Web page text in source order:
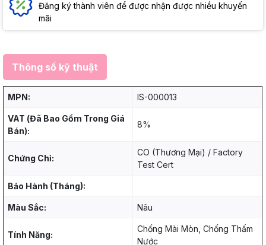
Đăng ký thành viên để được nhận được nhiều khuyến
mãi
Thông số kỹ thuật
MPN: IS-000013
VAT (Đã Bao Gồm Trong Giá
Bán):
8%
Chứng Chỉ:
CO (Thương Mại) / Factory
Test Cert
Bảo Hành (Tháng):
Màu Sắc: Nâu
Tính Năng:
Chống Mài Mòn, Chống Thấm
Nước